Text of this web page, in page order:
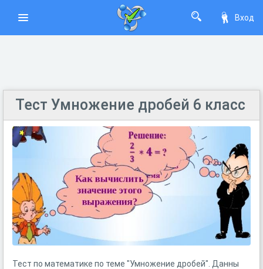
Вход
Тест Умножение дробей 6 класс
Тест по математике по теме "Умножение дробей". Данны